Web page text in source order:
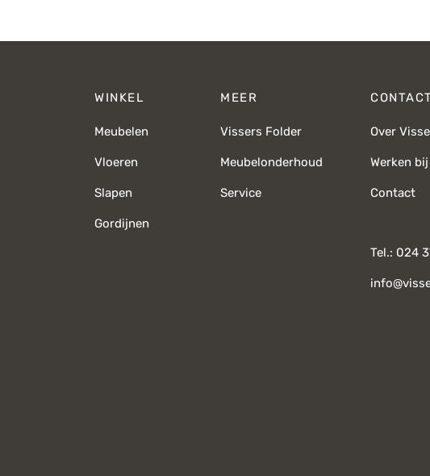
WINKEL
Meubelen
Vloeren
Slapen
Gordijnen
MEER
Vissers Folder
Meubelonderhoud
Service
Over
Werken bij
Contact
Tel.: 024